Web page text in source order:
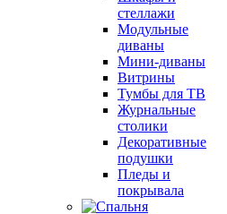
стеллажи
Модульные
диваны
Мини-диваны
Витрины
Тумбы для ТВ
Журнальные
столики
Декоративные
подушки
Пледы и
покрывала